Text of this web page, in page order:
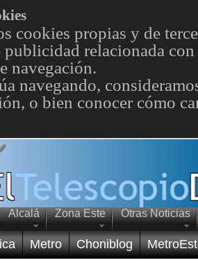
cookies propias y de
relacionada
navegación.
navegando,
o bien conocer cómo
Alcalá Zona Este Otras Noticias
Metro Choniblog